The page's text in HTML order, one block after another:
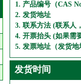
1. 产品编号（CAS
2. 发货地址
3. 联系方法 (联系人
4. 开票抬头 (如果需
5. 发票地址（发货地
发货时间